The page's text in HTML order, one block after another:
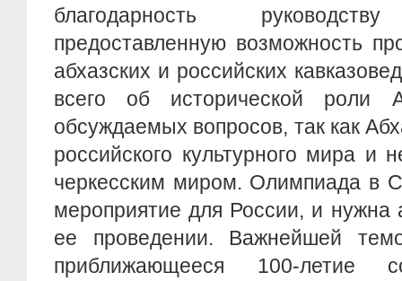
благодарность
предоставленную возможность
абхазских и российских
всего об исторической роли
обсуждаемых вопросов, так как
российского культурного мира и
черкесским миром. Олимпиада в
мероприятие для России, и нужна
ее проведении. Важнейшей
приближающееся 100-летие